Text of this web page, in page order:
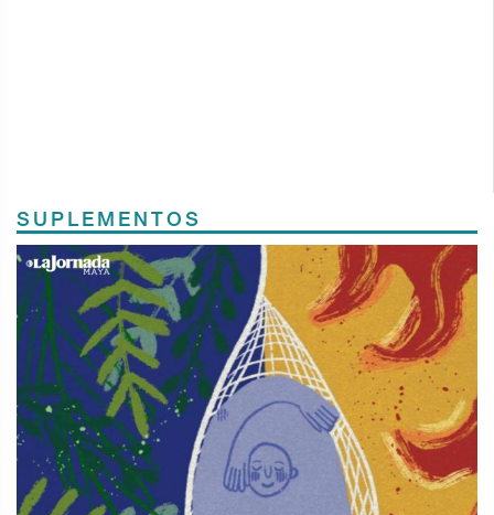
SUPLEMENTOS